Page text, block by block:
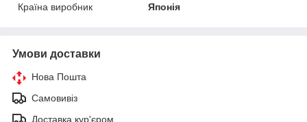
Країна виробник
Японія
Умови доставки
Нова Пошта
Самовивіз
Доставка кур'єром